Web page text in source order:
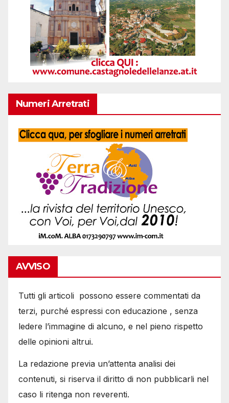
Numeri Arretrati
AVVISO
Tutti gli articoli possono essere commentati da
terzi, purché espressi con educazione , senza
ledere l’immagine di alcuno, e nel pieno rispetto
delle opinioni altrui.
La redazione previa un’attenta analisi dei
contenuti, si riserva il diritto di non pubblicarli nel
caso li ritenga non reverenti.